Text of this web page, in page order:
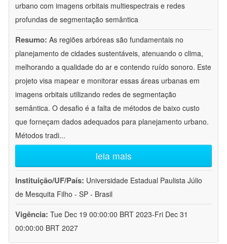
urbano com imagens orbitais multiespectrais e redes
profundas de segmentação semântica
Resumo: As regiões arbóreas são fundamentais no
planejamento de cidades sustentáveis, atenuando o clima,
melhorando a qualidade do ar e contendo ruído sonoro. Este
projeto visa mapear e monitorar essas áreas urbanas em
imagens orbitais utilizando redes de segmentação
semântica. O desafio é a falta de métodos de baixo custo
que forneçam dados adequados para planejamento urbano.
Métodos tradi...
leia mais
Instituição/UF/País: Universidade Estadual Paulista Júlio
de Mesquita Filho - SP - Brasil
Vigência: Tue Dec 19 00:00:00 BRT 2023-Fri Dec 31
00:00:00 BRT 2027